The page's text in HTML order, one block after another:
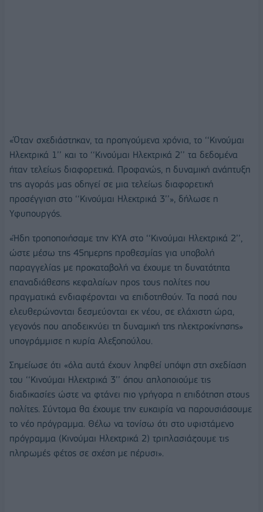
«Όταν σχεδιάστηκαν, τα προηγούμενα χρόνια, το ‘‘Κινούμαι
Ηλεκτρικά 1’’ και το ‘‘Κινούμαι Ηλεκτρικά 2’’ τα δεδομένα
ήταν τελείως διαφορετικά. Προφανώς, η δυναμική ανάπτυξη
της αγοράς μας οδηγεί σε μια τελείως διαφορετική
προσέγγιση στο ‘‘Κινούμαι Ηλεκτρικά 3’’», δήλωσε η
Υφυπουργός.
«Ήδη τροποποιήσαμε την ΚΥΑ στο ‘‘Κινούμαι Ηλεκτρικά 2’’,
ώστε μέσω της 45ημερης προθεσμίας για υποβολή
παραγγελίας με προκαταβολή να έχουμε τη δυνατότητα
επαναδιάθεσης κεφαλαίων προς τους πολίτες που
πραγματικά ενδιαφέρονται να επιδοτηθούν. Τα ποσά που
ελευθερώνονται δεσμεύονται εκ νέου, σε ελάχιστη ώρα,
γεγονός που αποδεικνύει τη δυναμική της ηλεκτροκίνησης»
υπογράμμισε η κυρία Αλεξοπούλου.
Σημείωσε ότι «όλα αυτά έχουν ληφθεί υπόψη στη σχεδίαση
του ‘‘Κινούμαι Ηλεκτρικά 3’’ όπου απλοποιούμε τις
διαδικασίες ώστε να φτάνει πιο γρήγορα η επιδότηση στους
πολίτες. Σύντομα θα έχουμε την ευκαιρία να παρουσιάσουμε
το νέο πρόγραμμα. Θέλω να τονίσω ότι στο υφιστάμενο
πρόγραμμα (Κινούμαι Ηλεκτρικά 2) τριπλασιάζουμε τις
πληρωμές φέτος σε σχέση με πέρυσι».